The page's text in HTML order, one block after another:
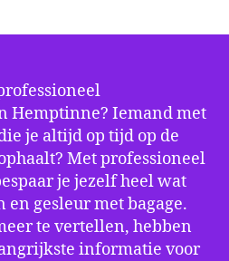
Hemptinne? Iemand met
je altijd op tijd op de
Met professioneel
je jezelf heel wat
en gesleur met bagage.
te vertellen, hebben
informatie voor